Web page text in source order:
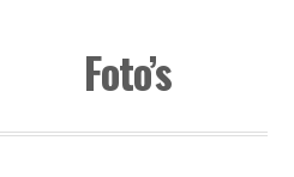
Foto’s